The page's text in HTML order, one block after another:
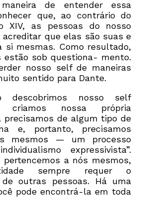
de entender essa
que, ao contrário do
XIV, as pessoas do nosso
que elas são suas e
si mesmas. Como resultado,
estão sob questiona- mento.
nosso self de maneiras
sentido para Dante.
descobrimos nosso self
criamos nossa própria
precisamos de algum tipo de
e, portanto, precisamos
mesmos — um processo
expressivista”.
pertencemos a nós mesmos,
sempre requer o
de outras pessoas. Há uma
pode encontrá-la em toda